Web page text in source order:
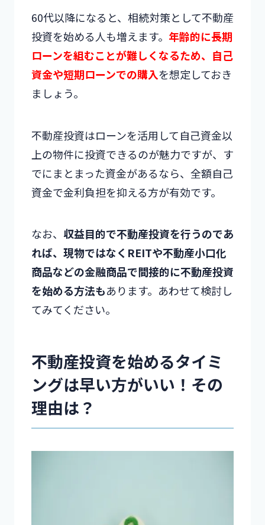
60代以降になると、相続対策として不動産
投資を始める人も増えます。 年齢的に長期
ローンを組むことが難しくなるため、自己
資金や短期ローンでの購入を想定しておき
ましょう。
不動産投資はローンを活用して自己資金以
上の物件に投資できるのが魅力ですが、す
でにまとまった資金があるなら、全額自己
資金で金利負担を抑える方が有効です。
なお、 収益目的で不動産投資を行うのであ
れば、現物ではなくREITや不動産小口化
商品などの金融商品で間接的に不動産投資
を始める方法もあります。あわせて検討し
てみてください。
不動産投資を始めるタイミ
ングは早い方がいい！その
理由は？